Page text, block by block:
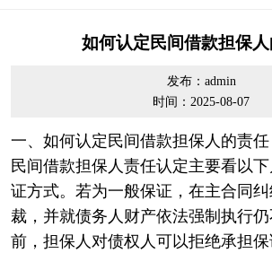
如何认定民间借款担保
发布：admin
时间：2025-08-07
一、如何认定民间借款担保人的责任
民间借款担保人责任认定主要看以
证方式。若为一般保证，在主合同
裁，并就债务人财产依法强制执行
前，担保人对债权人可以拒绝承担